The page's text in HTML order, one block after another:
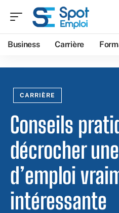
Business Carrière
CARRIÈRE
Conseils
décrocher
d’emploi
intéressante